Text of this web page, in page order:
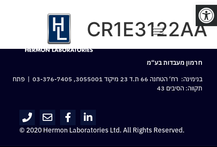
פתח סרגל נגישות
CR1E3122AA
חרמון מעבדות בע“מ
בנימינה: רח‘ הטחנה 66 ת.ד 23 מיקוד 3055001,
03-376-7405 | פתח
תקווה: הסיבים 43
© 2020 Hermon Laboratories Ltd. All Rights Reserved.